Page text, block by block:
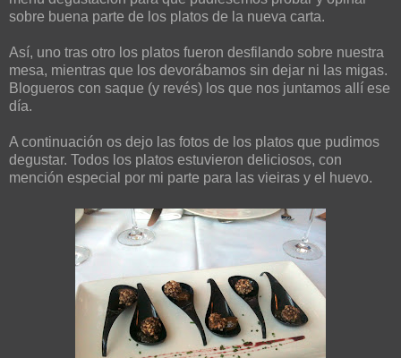
sobre buena parte de los platos de la nueva carta.
Así, uno tras otro los platos fueron desfilando sobre nuestra
mesa, mientras que los devorábamos sin dejar ni las migas.
Blogueros con saque (y revés) los que nos juntamos allí ese
día.
A continuación os dejo las fotos de los platos que pudimos
degustar. Todos los platos estuvieron deliciosos, con
mención especial por mi parte para las vieiras y el huevo.